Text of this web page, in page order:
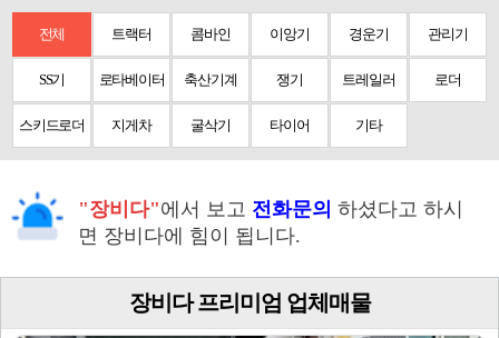
전체 트랙터 콤바인 이앙기 경운기 관리기
SS기 로타베이터 축산기계 쟁기 트레일러 로더
스키드로더 지게차 굴삭기 타이어 기타
"장비다"에서 보고 전화문의 하셨다고 하시
면 장비다에 힘이 됩니다.
장비다 프리미엄 업체매물